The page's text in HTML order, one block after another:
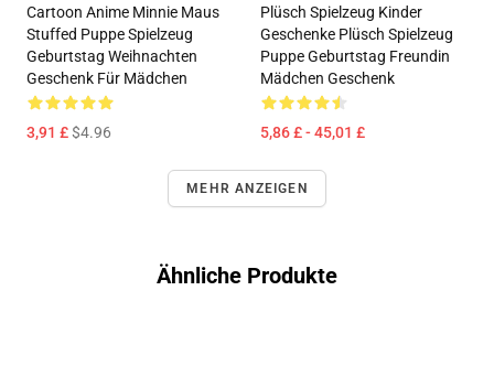
Cartoon Anime Minnie Maus
Stuffed Puppe Spielzeug
Geburtstag Weihnachten
Geschenk Für Mädchen
3,91 £$4.96
Plüsch Spielzeug Kinder
Geschenke Plüsch Spielzeug
Puppe Geburtstag Freundin
Mädchen Geschenk
5,86 £ - 45,01 £
MEHR ANZEIGEN
Ähnliche Produkte